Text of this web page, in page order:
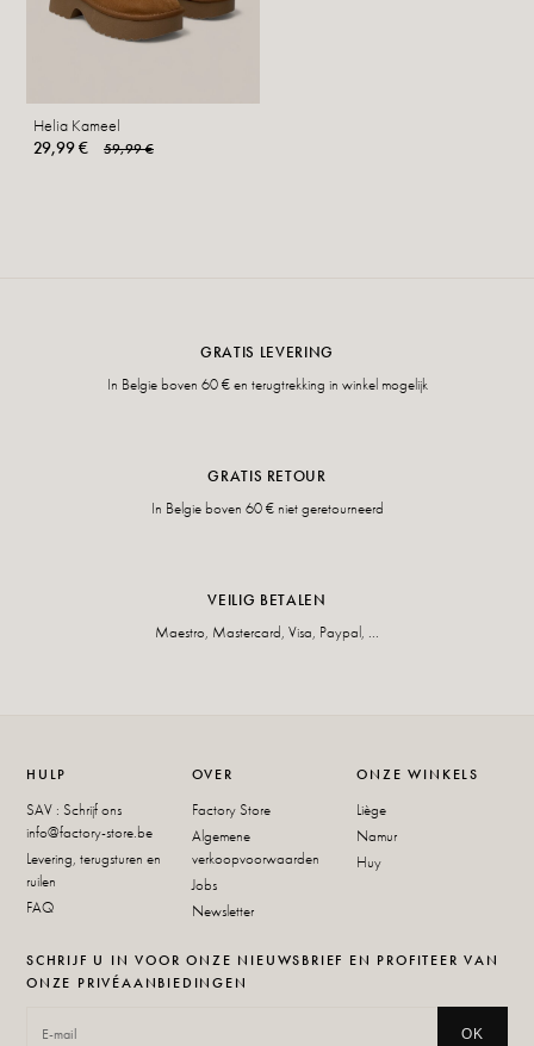
Helia Kameel
29,99 €
59,99 €
GRATIS LEVERING
In Belgie boven 60 € en terugtrekking in winkel mogelijk
GRATIS RETOUR
In Belgie boven 60 € niet geretourneerd
VEILIG BETALEN
Maestro, Mastercard, Visa, Paypal, ...
HULP
SAV : Schrijf ons
info@factory-store.be
Levering, terugsturen en
ruilen
FAQ
OVER
Factory Store
Algemene
verkoopvoorwaarden
Jobs
Newsletter
ONZE WINKELS
Liège
Namur
Huy
SCHRIJF U IN VOOR ONZE NIEUWSBRIEF EN PROFITEER VAN
ONZE PRIVÉAANBIEDINGEN
OK